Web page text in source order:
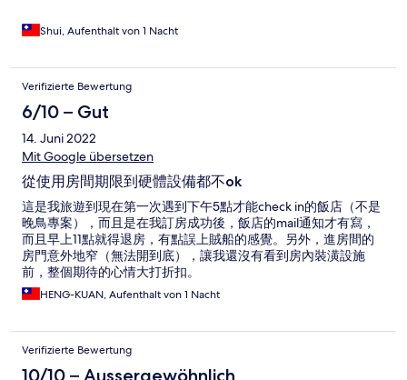
Shui, Aufenthalt von 1 Nacht
Verifizierte Bewertung
6/10 – Gut
14. Juni 2022
Mit Google übersetzen
從使用房間期限到硬體設備都不ok
這是我旅遊到現在第一次遇到下午5點才能check in的飯店（不是
晚鳥專案），而且是在我訂房成功後，飯店的mail通知才有寫，
而且早上11點就得退房，有點誤上賊船的感覺。另外，進房間的
房門意外地窄（無法開到底），讓我還沒有看到房內裝潢設施
前，整個期待的心情大打折扣。
HENG-KUAN, Aufenthalt von 1 Nacht
Verifizierte Bewertung